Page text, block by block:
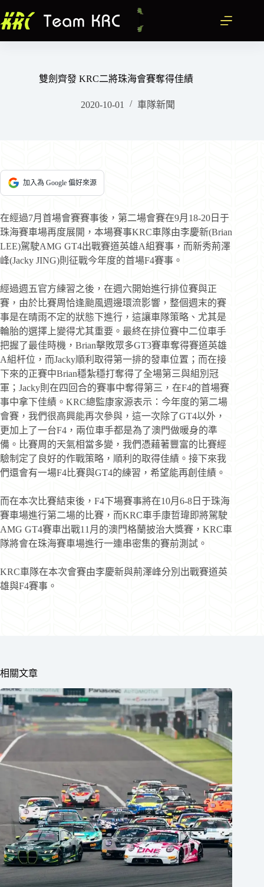
至
雙劍齊發 KRC二將珠海會賽奪得佳績
2020-10-01 車隊新聞
加入為 Google 偏好來源
在經過7月首場會賽賽事後，第二場會賽在9月18-20日于
珠海賽車場再度展開，本場賽事KRC車隊由李慶新(Brian
LEE)駕駛AMG GT4出戰賽道英雄A組賽事，而新秀荊澤
峰(Jacky JING)則征戰今年度的首場F4賽事。
經過週五官方練習之後，在週六開始進行排位賽與正
賽，由於比賽周恰逢颱風週邊環流影響，整個週末的賽
事是在晴雨不定的狀態下進行，這讓車隊策略、尤其是
輪胎的選擇上變得尤其重要。最終在排位賽中二位車手
把握了最佳時機，Brian擊敗眾多GT3賽車奪得賽道英雄
A組杆位，而Jacky順利取得第一排的發車位置；而在接
下來的正賽中Brian穩紮穩打奪得了全場第三與組別冠
軍；Jacky則在四回合的賽事中奪得第三，在F4的首場賽
事中拿下佳績。KRC總監康家源表示：今年度的第二場
會賽，我們很高興能再次參與，這一次除了GT4以外，
更加上了一台F4，兩位車手都是為了澳門做暖身的準
備。比賽周的天氣相當多變，我們憑藉著豐富的比賽經
驗制定了良好的作戰策略，順利的取得佳績。接下來我
們還會有一場F4比賽與GT4的練習，希望能再創佳績。
而在本次比賽結束後，F4下場賽事將在10月6-8日于珠海
賽車場進行第二場的比賽，而KRC車手康哲瑋即將駕駛
AMG GT4賽車出戰11月的澳門格蘭披治大獎賽，KRC車
隊將會在珠海賽車場進行一連串密集的賽前測試。
KRC車隊在本次會賽由李慶新與荊澤峰分別出戰賽道英
雄與F4賽事。
相關文章